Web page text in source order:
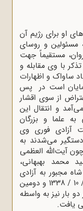
او برای رژیم آن
مسئولین و روسای
مستقیماً جهت
با وی مقابله و
ساواک و اظهارات
نمایان است در پس
از سوی اقشار
و انتقال این
علما و بزرگان
آزادی فوری وی
می‌شدند به
آیت‌الله العظمی
محمد بهبهانی،
مجبور به آزادی‌
ایشان می‌شد. اولین بار در تاریخ 16 / 10 / 1338 و دومین
شد و هر دو بار نیز به واسطه
یافت.